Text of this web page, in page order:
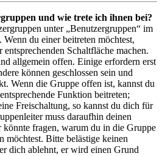
und wie trete ich ihnen bei?
unter „Benutzergruppen“ im
du einer beitreten möchtest,
entsprechenden Schaltfläche machen.
allgemein offen. Einige erfordern erst
können geschlossen sein und
Wenn die Gruppe offen ist, kannst du
Funktion beitreten;
Freischaltung, so kannst du dich für
muss daraufhin deinen
könnte fragen, warum du in die Gruppe
möchtest. Bitte belästige keinen
dich ablehnt, er wird einen Grund